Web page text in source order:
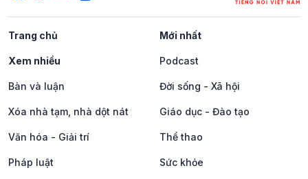
Trang chủ Mới nhất
Xem nhiều Podcast
Bàn và luận Đời sống - Xã hội
Xóa nhà tạm, nhà dột nát Giáo dục - Đào tạo
Văn hóa - Giải trí Thể thao
Pháp luật Sức khỏe